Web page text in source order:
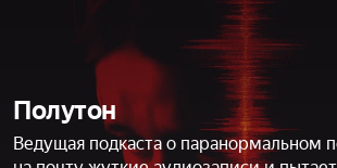
Полутон
Ведущая подкаста о паранормальном